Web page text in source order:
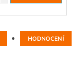
HODNOCENÍ